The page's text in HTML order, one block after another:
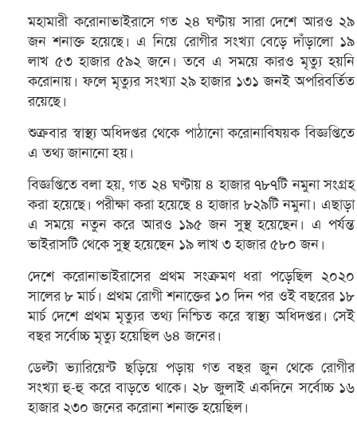
মহামারী করোনাভাইরাসে গত ২৪ ঘণ্টায় সারা দেশে আরও ২৯
জন শনাক্ত হয়েছে। এ নিয়ে রোগীর সংখ্যা বেড়ে দাঁড়ালো ১৯
লাখ ৫৩ হাজার ৫৯২ জনে। তবে এ সময়ে কারও মৃত্যু হয়নি
করোনায়। ফলে মৃত্যুর সংখ্যা ২৯ হাজার ১৩১ জনই অপরিবর্তিত
রয়েছে।
শুক্রবার স্বাস্থ্য অধিদপ্তর থেকে পাঠানো করোনাবিষয়ক বিজ্ঞপ্তিতে
এ তথ্য জানানো হয়।
বিজ্ঞপ্তিতে বলা হয়, গত ২৪ ঘণ্টায় ৪ হাজার ৭৮৭টি নমুনা সংগ্রহ
করা হয়েছে। পরীক্ষা করা হয়েছে ৪ হাজার ৮২৯টি নমুনা। এছাড়া
এ সময়ে নতুন করে আরও ১৯৫ জন সুস্থ হয়েছেন। এ পর্যন্ত
ভাইরাসটি থেকে সুস্থ হয়েছেন ১৯ লাখ ৩ হাজার ৫৮০ জন।
দেশে করোনাভাইরাসের প্রথম সংক্রমণ ধরা পড়েছিল ২০২০
সালের ৮ মার্চ। প্রথম রোগী শনাক্তের ১০ দিন পর ওই বছরের ১৮
মার্চ দেশে প্রথম মৃত্যুর তথ্য নিশ্চিত করে স্বাস্থ্য অধিদপ্তর। সেই
বছর সর্বোচ্চ মৃত্যু হয়েছিল ৬৪ জনের।
ডেল্টা ভ্যারিয়েন্ট ছড়িয়ে পড়ায় গত বছর জুন থেকে রোগীর
সংখ্যা হু-হু করে বাড়তে থাকে। ২৮ জুলাই একদিনে সর্বোচ্চ ১৬
হাজার ২৩০ জনের করোনা শনাক্ত হয়েছিল।